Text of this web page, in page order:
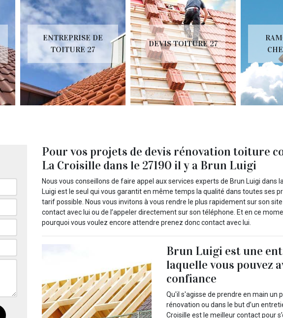
ENTREPRISE DE
TOITURE 27
DEVIS TOITURE 27
Pour vos projets de devis rénovation toiture
La Croisille dans le 27190 il y a Brun Luigi
Nous vous conseillons de faire appel aux services experts de Brun Luigi dans
Luigi est le seul qui vous garantit en même temps la qualité dans toutes ses
tarif possible. Nous vous invitons à vous rendre le plus rapidement sur son
contact avec lui ou de l’appeler directement sur son téléphone. Et en ce
pourquoi vous voulez encore attendre prenez donc contact avec lui.
Brun Luigi est une
laquelle vous pouvez
confiance
Qu'il s'agisse de prendre en main un
rénovation ou dans le but d’un
Croisille est le meilleur contact pour